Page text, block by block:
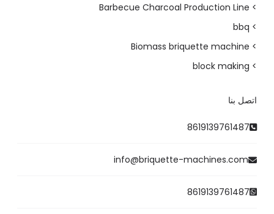
> Barbecue Charcoal Production Line
> bbq
> Biomass briquette machine
> block making
اتصل بنا
8619139761487
info@briquette-machines.com
8619139761487